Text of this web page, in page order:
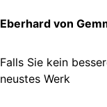
Eberhard von
Falls Sie kein
neustes Werk